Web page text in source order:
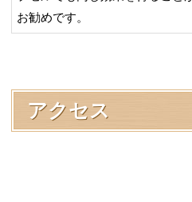
お勧めです。
アクセス